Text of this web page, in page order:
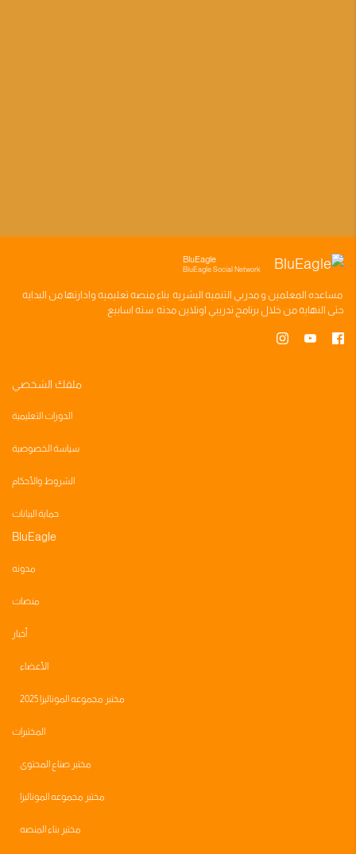
BluEagle
BluEagle Social Network
مساعده المعلمين ومدربي التنميه البشريه بناءمنصه تعليميه وادارتها من البدايه
حتى النهايه من خلال برنامج تدريبي اونلاين مدته سته اسابيع
ملفك الشخصي
الدورات التعليمية
سياسة الخصوصية
الشروط والأحكام
حماية البيانات
BluEagle
مدونه
منصات
أخبار
الأعضاء
مختبر مجموعه الموناليزا 2025
المختبرات
مختبر صناع المحتوى
مختبر مجموعه الموناليزا
مختبر بناء المنصه